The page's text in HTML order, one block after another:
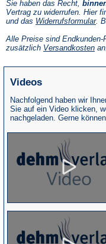
Sie haben das Recht,
Vertrag zu widerrufen. Hier
und das Widerrufsformular.
Alle Preise sind
zusätzlich Versandkosten an.
Videos
Nachfolgend haben wir
Sie auf ein Video klicken,
nachgeladen. Gerne